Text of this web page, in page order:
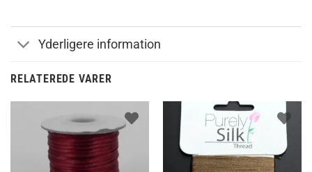
Yderligere information
RELATEREDE VARER